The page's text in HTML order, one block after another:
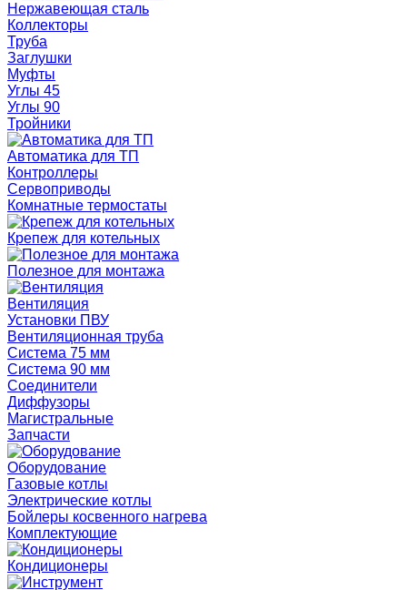
Нержавеющая сталь
Коллекторы
Труба
Заглушки
Муфты
Углы 45
Углы 90
Тройники
Автоматика для ТП
Контроллеры
Сервоприводы
Комнатные термостаты
Крепеж для котельных
Полезное для монтажа
Вентиляция
Установки ПВУ
Вентиляционная труба
Система 75 мм
Система 90 мм
Соединители
Диффузоры
Магистральные
Запчасти
Оборудование
Газовые котлы
Электрические котлы
Бойлеры косвенного нагрева
Комплектующие
Кондиционеры